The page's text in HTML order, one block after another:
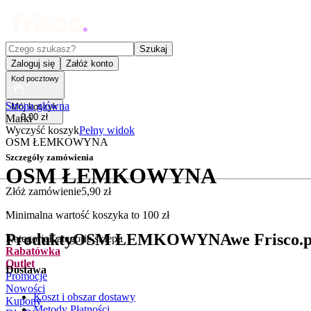
Czego szukasz?
Szukaj
Zaloguj się
Załóż konto
Kod pocztowy
Mój koszyk
0,00 zł
Wyczyść koszykPełny widok
Szczegóły zamówienia
Złóż zamówienie5,90 zł
Minimalna wartość koszyka to 100 zł
KategorieKategorie sklepu
Rabatówka
Outlet
Promocje
Nowości
Kupony
Strona główna
Marki
OSM ŁEMKOWYNA
OSM ŁEMKOWYNA
.
ProduktyOSM ŁEMKOWYNAwe
Dostawa
Koszt i obszar dostawy